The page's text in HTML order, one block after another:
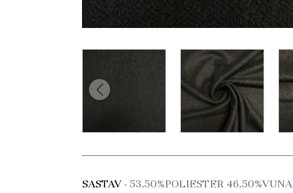
SASTAV- 53.50%POLIESTER 46.50%VUNA